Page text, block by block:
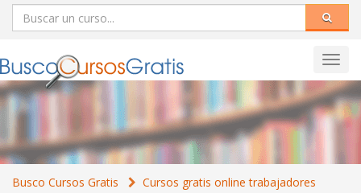
Busco Cursos Gratis Cursos gratis online trabajadores